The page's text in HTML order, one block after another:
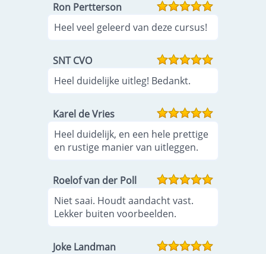
Ron Pertterson
Heel veel geleerd van deze cursus!
SNT CVO
Heel duidelijke uitleg! Bedankt.
Karel de Vries
Heel duidelijk, en een hele prettige
en rustige manier van uitleggen.
Roelof van der Poll
Niet saai. Houdt aandacht vast.
Lekker buiten voorbeelden.
Joke Landman